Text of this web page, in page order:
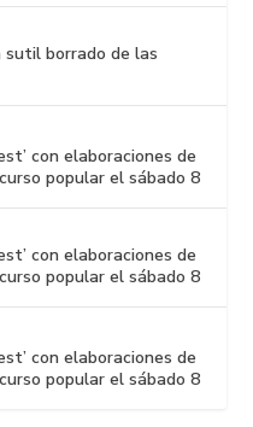
sutil borrado de las
con elaboraciones de
popular el sábado 8
con elaboraciones de
popular el sábado 8
con elaboraciones de
popular el sábado 8